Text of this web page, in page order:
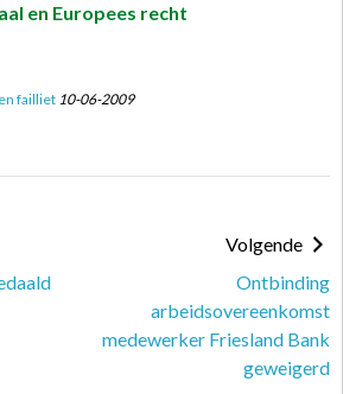
en Europees recht
failliet 10-06-2009
Volgende
Ontbinding
arbeidsovereenkomst
medewerker Friesland Bank
geweigerd